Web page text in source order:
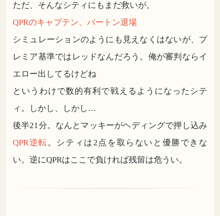
ただ、そんなシティにもまだ救いが。
QPRのキャプテン、バートン退場
シミュレーションのようにも見えなくはないが、プ
レミア基準ではレッドなんだろう。俺が審判ならイ
エロー出してるけどね
というわけで数的有利で戦えるようになったシテ
ィ。しかし、しかし…
後半21分。なんとマッキーがヘディングで押し込み
QPR逆転。シティは2点を取らないと優勝できな
い。逆にQPRはここで負ければ残留は危うい。